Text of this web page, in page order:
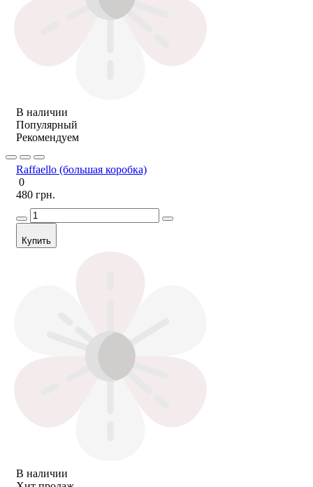
В наличии
Популярный
Рекомендуем
Raffaello (большая коробка)
0
480 грн.
Купить
В наличии